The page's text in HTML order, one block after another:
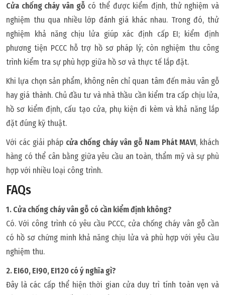
Cửa chống cháy vân gỗ có thể được kiểm định, thử nghiệm và
nghiệm thu qua nhiều lớp đánh giá khác nhau. Trong đó, thử
nghiệm khả năng chịu lửa giúp xác định cấp EI; kiểm định
phương tiện PCCC hỗ trợ hồ sơ pháp lý; còn nghiệm thu công
trình kiểm tra sự phù hợp giữa hồ sơ và thực tế lắp đặt.
Khi lựa chọn sản phẩm, không nên chỉ quan tâm đến màu vân gỗ
hay giá thành. Chủ đầu tư và nhà thầu cần kiểm tra cấp chịu lửa,
hồ sơ kiểm định, cấu tạo cửa, phụ kiện đi kèm và khả năng lắp
đặt đúng kỹ thuật.
Với các giải pháp cửa chống cháy vân gỗ Nam Phát MAVI, khách
hàng có thể cân bằng giữa yêu cầu an toàn, thẩm mỹ và sự phù
hợp với nhiều loại công trình.
FAQs
1. Cửa chống cháy vân gỗ có cần kiểm định không?
Có. Với công trình có yêu cầu PCCC, cửa chống cháy vân gỗ cần
có hồ sơ chứng minh khả năng chịu lửa và phù hợp với yêu cầu
nghiệm thu.
2. EI60, EI90, EI120 có ý nghĩa gì?
Đây là các cấp thể hiện thời gian cửa duy trì tính toàn vẹn và